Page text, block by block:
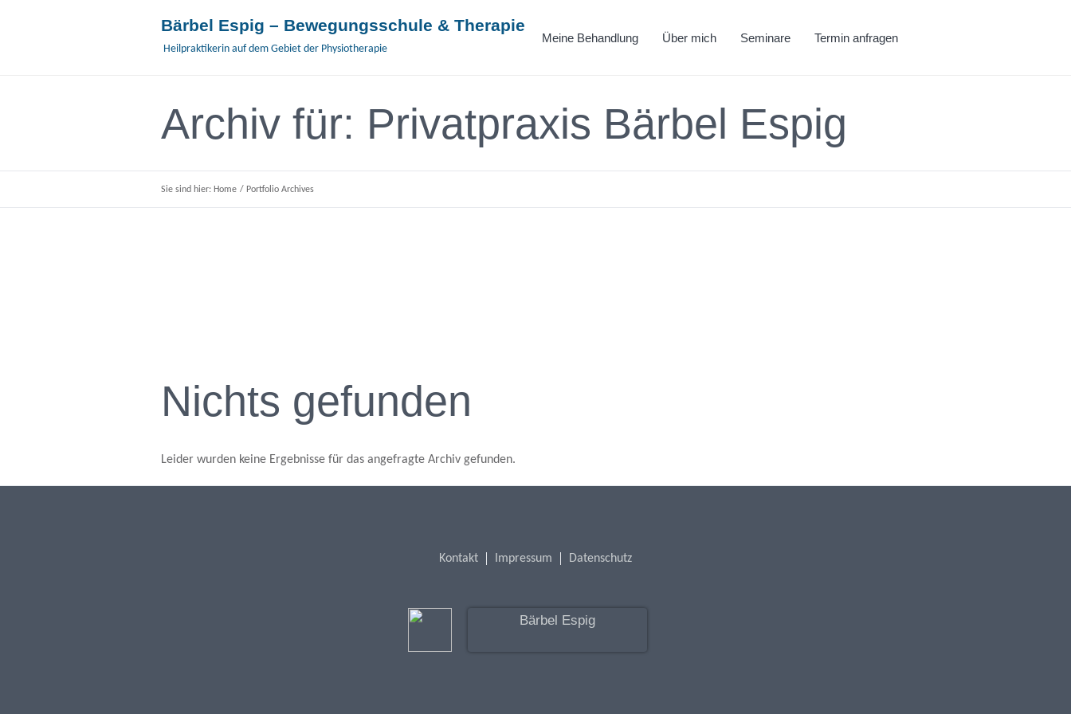
Bärbel Espig – Bewegungsschule & Therapie
Heilpraktikerin auf dem Gebiet der Physiotherapie
Meine Behandlung Über mich Seminare Termin anfragen
Archiv für: Privatpraxis Bärbel Espig
Sie sind hier: Home / Portfolio Archives
Nichts gefunden
Leider wurden keine Ergebnisse für das angefragte Archiv gefunden.
Kontakt Impressum Datenschutz
Bärbel Espig